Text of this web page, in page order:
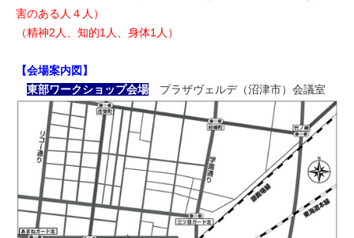
害のある人４人）
（精神2人、知的1人、身体1人）
【会場案内図】
東部ワークショップ会場 プラザヴェルデ（沼津市）会議室